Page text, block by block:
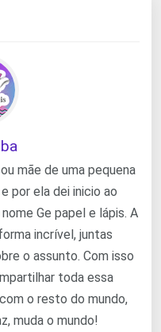
mãe de uma pequena
por ela dei inicio ao
Ge papel e lápis. A
incrível, juntas
o assunto. Com isso
toda essa
o resto do mundo,
muda o mundo!